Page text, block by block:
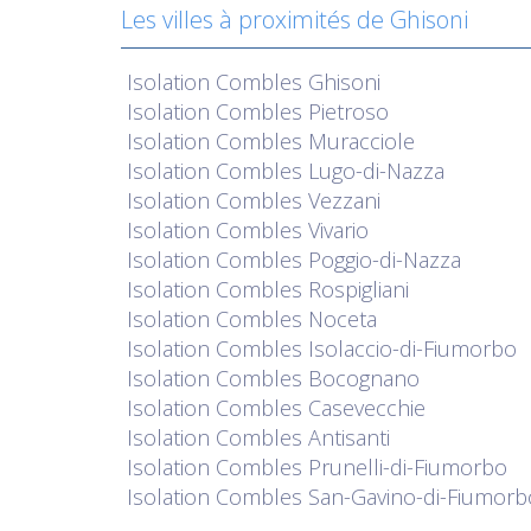
Les villes à proximités de Ghisoni
Isolation Combles Ghisoni
Isolation Combles Pietroso
Isolation Combles Muracciole
Isolation Combles Lugo-di-Nazza
Isolation Combles Vezzani
Isolation Combles Vivario
Isolation Combles Poggio-di-Nazza
Isolation Combles Rospigliani
Isolation Combles Noceta
Isolation Combles Isolaccio-di-Fiumorbo
Isolation Combles Bocognano
Isolation Combles Casevecchie
Isolation Combles Antisanti
Isolation Combles Prunelli-di-Fiumorbo
Isolation Combles San-Gavino-di-